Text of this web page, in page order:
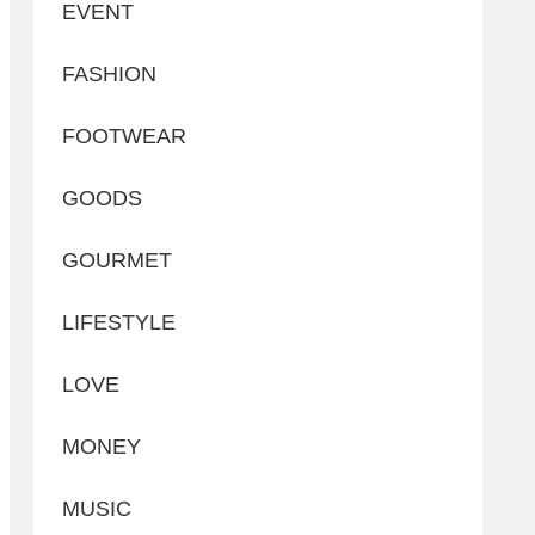
EVENT
FASHION
FOOTWEAR
GOODS
GOURMET
LIFESTYLE
LOVE
MONEY
MUSIC